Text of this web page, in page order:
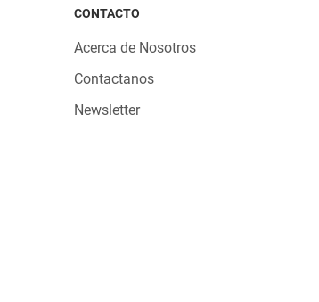
CONTACTO
Acerca de Nosotros
Contactanos
Newsletter